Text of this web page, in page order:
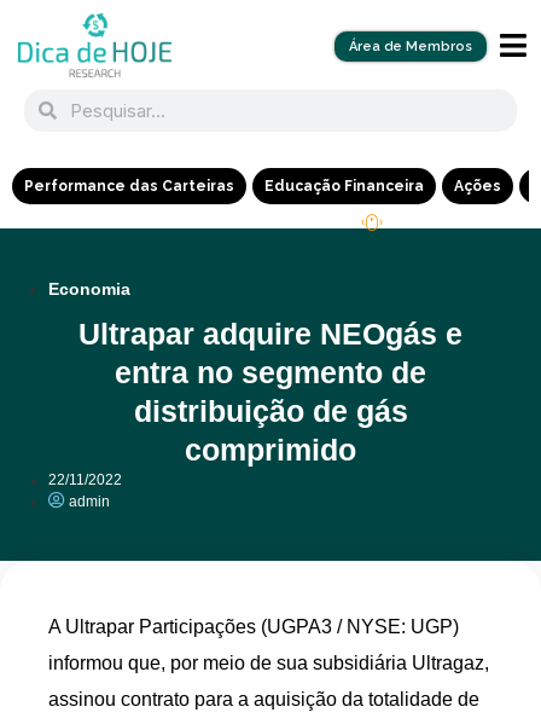
Área de Membros
Performance das Carteiras Educação Financeira Ações
Economia
Ultrapar adquire NEOgás e
entra no segmento de
distribuição de gás
comprimido
22/11/2022
admin
A Ultrapar Participações (UGPA3 / NYSE: UGP)
informou que, por meio de sua subsidiária Ultragaz,
assinou contrato para a aquisição da totalidade de